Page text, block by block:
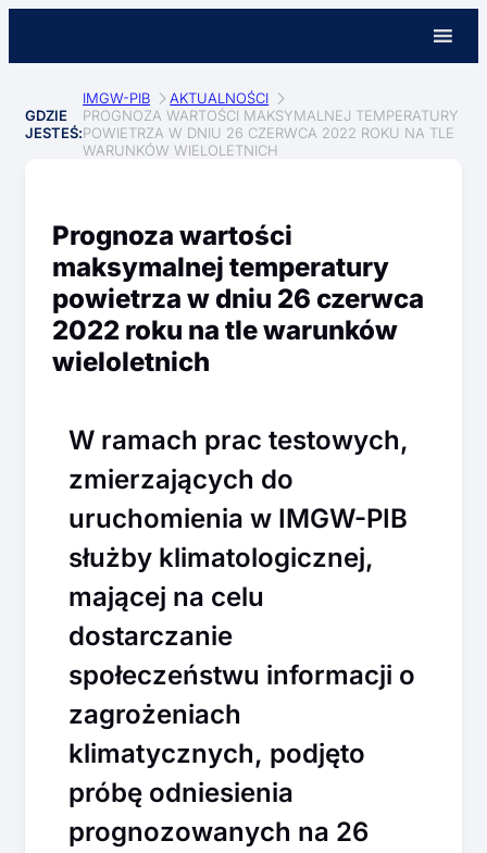
GDZIE
JESTEŚ:
IMGW-PIB
AKTUALNOŚCI
PROGNOZA WARTOŚCI MAKSYMALNEJ TEMPERATURY
POWIETRZA W DNIU 26 CZERWCA 2022 ROKU NA TLE
WARUNKÓW WIELOLETNICH
Prognoza wartości
maksymalnej temperatury
powietrza w dniu 26 czerwca
2022 roku na tle warunków
wieloletnich
W ramach prac testowych,
zmierzających do
uruchomienia w IMGW-PIB
służby klimatologicznej,
mającej na celu
dostarczanie
społeczeństwu informacji o
zagrożeniach
klimatycznych, podjęto
próbę odniesienia
prognozowanych na 26